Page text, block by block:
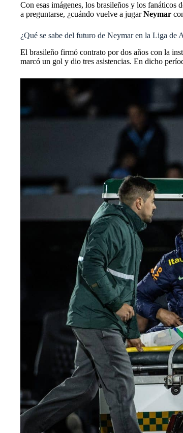
Con esas imágenes, los brasileños y los fanáticos
a preguntarse, ¿cuándo vuelve a jugarNeymar
¿Qué se sabe del futuro de Neymar en la Liga de
El brasileño firmó contrato por dos años con la
marcó un gol y dio tres asistencias. En dicho